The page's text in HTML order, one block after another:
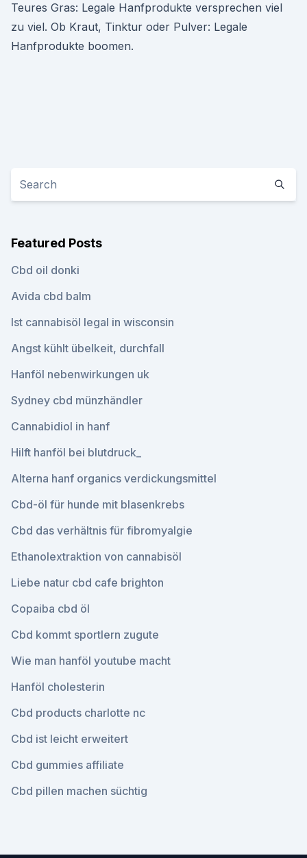
Teures Gras: Legale Hanfprodukte versprechen viel
zu viel. Ob Kraut, Tinktur oder Pulver: Legale
Hanfprodukte boomen.
Featured Posts
Cbd oil donki
Avida cbd balm
Ist cannabisöl legal in wisconsin
Angst kühlt übelkeit, durchfall
Hanföl nebenwirkungen uk
Sydney cbd münzhändler
Cannabidiol in hanf
Hilft hanföl bei blutdruck_
Alterna hanf organics verdickungsmittel
Cbd-öl für hunde mit blasenkrebs
Cbd das verhältnis für fibromyalgie
Ethanolextraktion von cannabisöl
Liebe natur cbd cafe brighton
Copaiba cbd öl
Cbd kommt sportlern zugute
Wie man hanföl youtube macht
Hanföl cholesterin
Cbd products charlotte nc
Cbd ist leicht erweitert
Cbd gummies affiliate
Cbd pillen machen süchtig